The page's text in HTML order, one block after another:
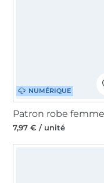
NUMÉRIQUE
7,97 € / unité